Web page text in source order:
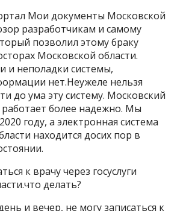
Мои документы Московской
разработчикам и самому
позволил этому браку
Московской области.
и неполадки системы,
нет.Неужеле нельзя
до ума эту систему. Московский
работает более надежно. Мы
году, а электронная система
находится досих пор в
к врачу через госуслуги
делать?
и вечер, не могу записаться к